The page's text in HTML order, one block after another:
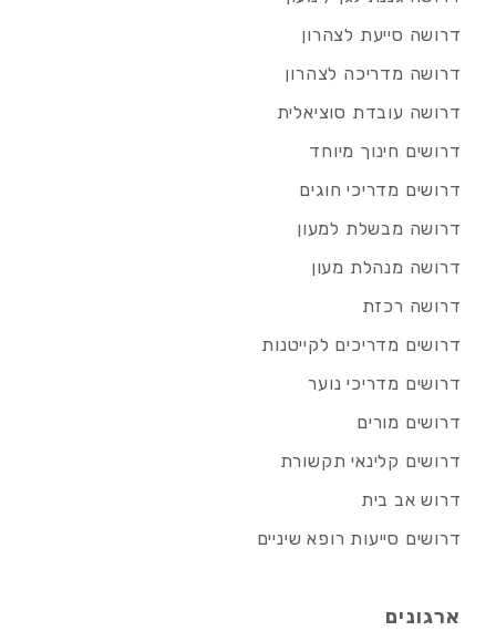
דרושה סייעת לצהרון
דרושה מדריכה לצהרון
דרושה עובדת סוציאלית
דרושים חינוך מיוחד
דרושים מדריכי חוגים
דרושה מבשלת למעון
דרושה מנהלת מעון
דרושה רכזת
דרושים מדריכים לקייטנות
דרושים מדריכי נוער
דרושים מורים
דרושים קלינאי תקשורת
דרוש אב בית
דרושים סייעות רופא שיניים
ארגונים